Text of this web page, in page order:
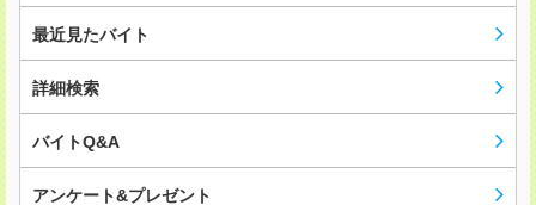
最近見たバイト
詳細検索
バイトQ&A
アンケート&プレゼント